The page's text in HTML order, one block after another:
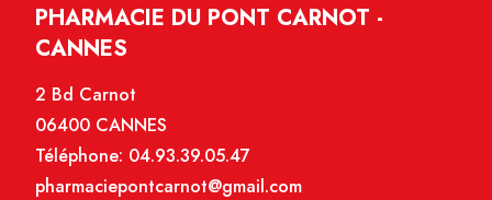
PHARMACIE DU PONT CARNOT -
CANNES
2 Bd Carnot
06400 CANNES
Téléphone: 04.93.39.05.47
pharmaciepontcarnot@gmail.com